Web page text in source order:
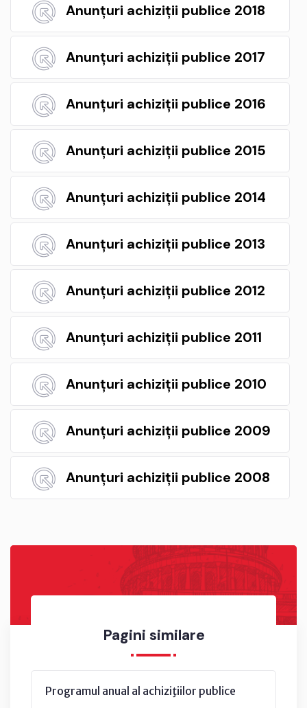
Pagini similare
Programul anual al achiziţiilor publice
Anunțuri achiziții publice 2018
Anunțuri achiziții publice 2017
Anunțuri achiziții publice 2016
Anunțuri achiziții publice 2015
Anunțuri achiziții publice 2014
Anunțuri achiziții publice 2013
Anunțuri achiziții publice 2012
Anunțuri achiziții publice 2011
Anunțuri achiziții publice 2010
Anunțuri achiziții publice 2009
Anunțuri achiziții publice 2008